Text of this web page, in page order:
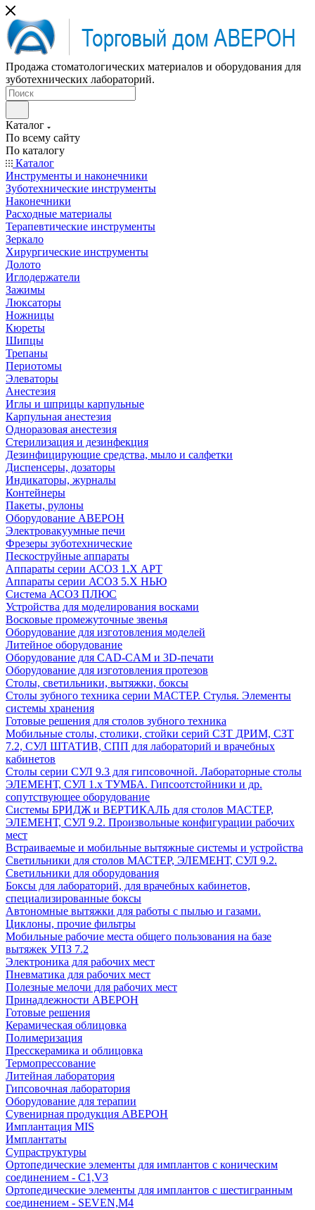
Продажа стоматологических материалов и оборудования для
зуботехнических лабораторий.
Каталог
По всему сайту
По каталогу
Каталог
Инструменты и наконечники
Зуботехнические инструменты
Наконечники
Расходные материалы
Терапевтические инструменты
Зеркало
Хирургические инструменты
Долото
Иглодержатели
Зажимы
Люксаторы
Ножницы
Кюреты
Шипцы
Трепаны
Периотомы
Элеваторы
Анестезия
Иглы и шприцы карпульные
Карпульная анестезия
Одноразовая анестезия
Стерилизация и дезинфекция
Дезинфицирующие средства, мыло и салфетки
Диспенсеры, дозаторы
Индикаторы, журналы
Контейнеры
Пакеты, рулоны
Оборудование АВЕРОН
Электровакуумные печи
Фрезеры зуботехнические
Пескоструйные аппараты
Аппараты серии АСОЗ 1.Х АРТ
Аппараты серии АСОЗ 5.Х НЬЮ
Система АСОЗ ПЛЮС
Устройства для моделирования восками
Восковые промежуточные звенья
Оборудование для изготовления моделей
Литейное оборудование
Оборудование для CAD-CAM и 3D-печати
Оборудование для изготовления протезов
Cтолы, светильники, вытяжки, боксы
Столы зубного техника серии МАСТЕР. Стулья. Элементы
системы хранения
Готовые решения для столов зубного техника
Мобильные столы, столики, стойки серий СЗТ ДРИМ, СЗТ
7.2, СУЛ ШТАТИВ, СПП для лабораторий и врачебных
кабинетов
Столы серии СУЛ 9.3 для гипсовочной. Лабораторные столы
ЭЛЕМЕНТ, СУЛ 1.х ТУМБА. Гипсоотстойники и др.
сопутствующее оборудование
Системы БРИДЖ и ВЕРТИКАЛЬ для столов МАСТЕР,
ЭЛЕМЕНТ, СУЛ 9.2. Произвольные конфигурации рабочих
мест
Встраиваемые и мобильные вытяжные системы и устройства
Светильники для столов МАСТЕР, ЭЛЕМЕНТ, СУЛ 9.2.
Светильники для оборудования
Боксы для лабораторий, для врачебных кабинетов,
специализированные боксы
Автономные вытяжки для работы с пылью и газами.
Циклоны, прочие фильтры
Мобильные рабочие места общего пользования на базе
вытяжек УПЗ 7.2
Электроника для рабочих мест
Пневматика для рабочих мест
Полезные мелочи для рабочих мест
Принадлежности АВЕРОН
Готовые решения
Керамическая облицовка
Полимеризация
Пресскерамика и облицовка
Термопрессование
Литейная лаборатория
Гипсовочная лаборатория
Оборудование для терапии
Сувенирная продукция АВЕРОН
Имплантация MIS
Имплантаты
Супраструктуры
Ортопедические элементы для имплантов с коническим
соединением - C1,V3
Ортопедические элементы для имплантов с шестигранным
соединением - SEVEN,M4